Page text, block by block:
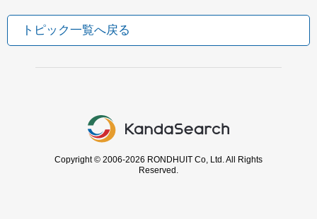
トピック一覧へ戻る
Copyright © 2006-2026 RONDHUIT Co, Ltd. All Rights
Reserved.